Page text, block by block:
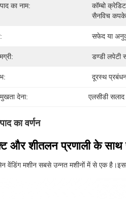
का नाम:
कॉम्बो
सैनविच
सफेद या
डण्डी लपेटी
दूरस्थ
देना: एलसीडी
का वर्णन
और शीतलन प्रणाली के साथ
वेंडिंग मशीन सबसे उन्नत मशीनों में से एक